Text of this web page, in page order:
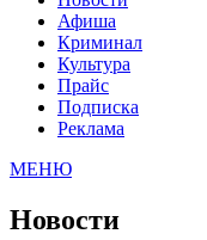
Афиша
Криминал
Культура
Прайс
Подписка
Реклама
МЕНЮ
Новости